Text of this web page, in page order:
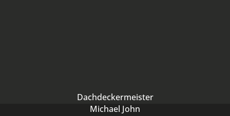
Dachdeckermeister
Michael John